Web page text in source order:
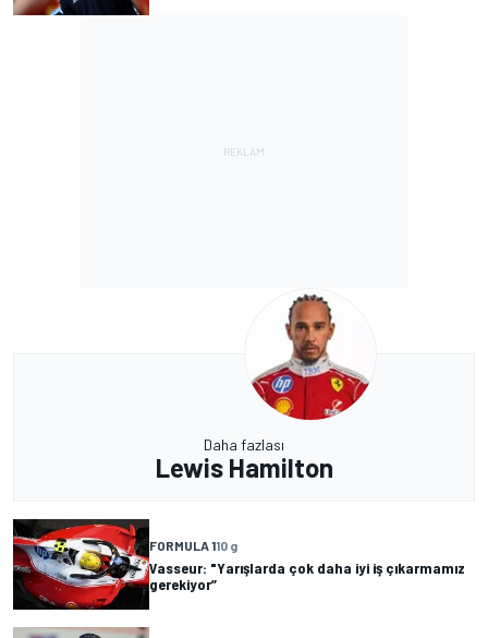
Daha fazlası
Lewis Hamilton
FORMULA 110 g
Vasseur: "Yarışlarda çok daha iyi iş çıkarmamız
gerekiyor”